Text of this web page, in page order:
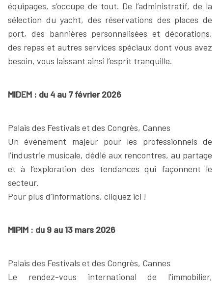
équipages, s’occupe de tout. De l’administratif, de la
sélection du yacht, des réservations des places de
port, des bannières personnalisées et décorations,
des repas et autres services spéciaux dont vous avez
besoin, vous laissant ainsi l’esprit tranquille.
MIDEM : du 4 au 7 février 2026
Palais des Festivals et des Congrès, Cannes
Un événement majeur pour les professionnels de
l’industrie musicale, dédié aux rencontres, au partage
et à l’exploration des tendances qui façonnent le
secteur.
Pour plus d’informations, cliquez ici !
MIPIM : du 9 au 13 mars 2026
Palais des Festivals et des Congrès, Cannes
Le rendez-vous international de l’immobilier,